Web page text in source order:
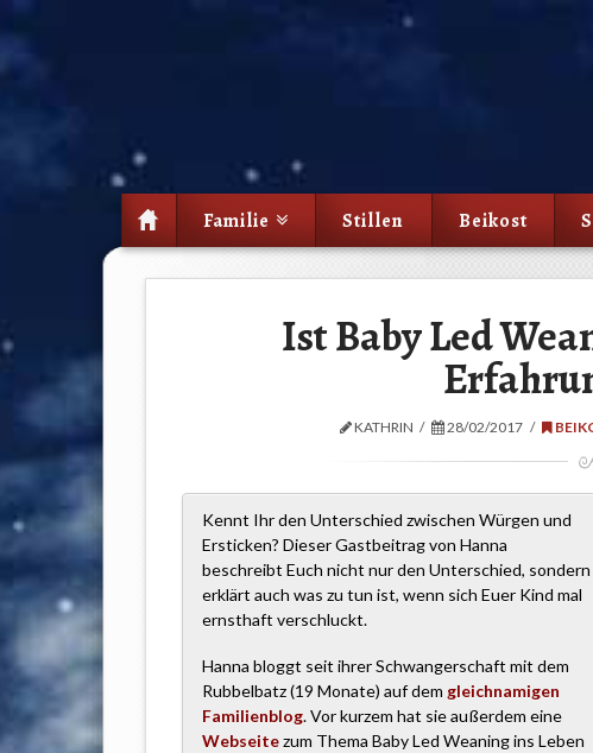
Familie Stillen Beikost
Ist Baby Led
KATHRIN 28/02/2017
Kennt Ihr den Unterschied zwischen Würgen und
Ersticken? Dieser Gastbeitrag von Hanna
beschreibt Euch nicht nur den Unterschied, sondern
erklärt auch was zu tun ist, wenn sich Euer Kind mal
ernsthaft verschluckt.
Hanna bloggt seit ihrer Schwangerschaft mit dem
Rubbelbatz (19 Monate) auf dem gleichnamigen
Familienblog. Vor kurzem hat sie außerdem eine
Webseitezum Thema Baby Led Weaning ins Leben